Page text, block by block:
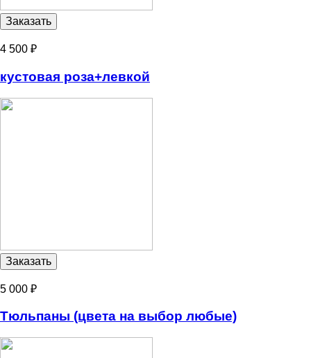
4 500 ₽
кустовая роза+левкой
5 000 ₽
Тюльпаны (цвета на выбор любые)